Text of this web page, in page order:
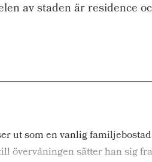
av staden är residence
ut som en vanlig
övervåningen sätter han sig